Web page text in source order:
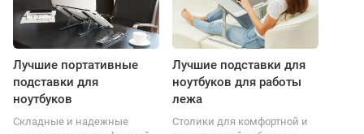
Лучшие портативные
подставки для
ноутбуков
Складные и надежные
Лучшие подставки для
ноутбуков для работы
лежа
Столики для комфортной и